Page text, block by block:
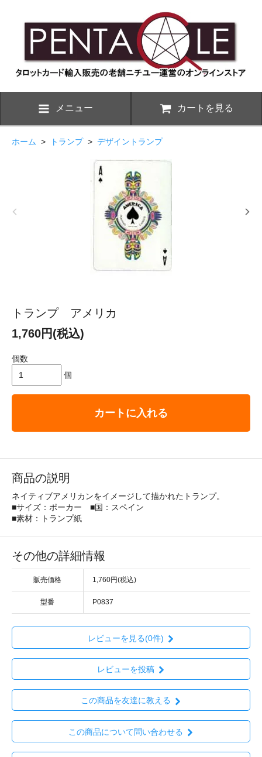
メニュー カートを見る
ホーム > トランプ> デザイントランプ
トランプ アメリカ
1,760円(税込)
個数
個
カートに入れる
商品の説明
ネイティブアメリカンをイメージして描かれたトランプ。
■サイズ：ポーカー ■国：スペイン
■素材：トランプ紙
その他の詳細情報
販売価格 1,760円(税込)
型番 P0837
レビューを見る(0件)
レビューを投稿
この商品を友達に教える
この商品について問い合わせる